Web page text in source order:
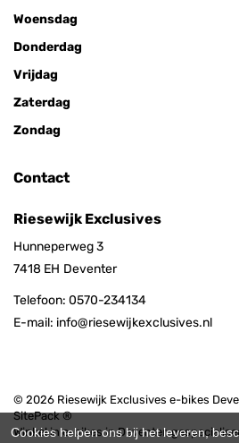
Woensdag
Donderdag
Vrijdag
Zaterdag
Zondag
Contact
Riesewijk Exclusives
Hunneperweg 3
7418 EH Deventer
Telefoon: 0570-234134
E-mail: info@riesewijkexclusives.nl
© 2026 Riesewijk Exclusives e-bikes
SitePack ®
Winkel in e-bikes in Deventer,
Cookies helpen ons bij het leveren,